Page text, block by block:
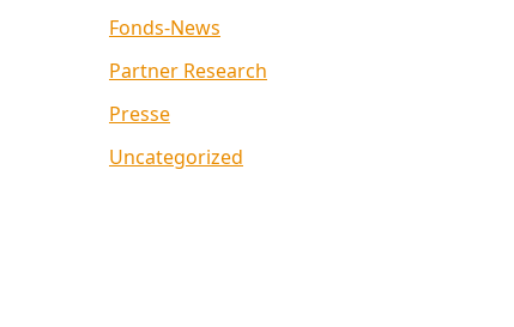
Fonds-News
Partner Research
Presse
Uncategorized